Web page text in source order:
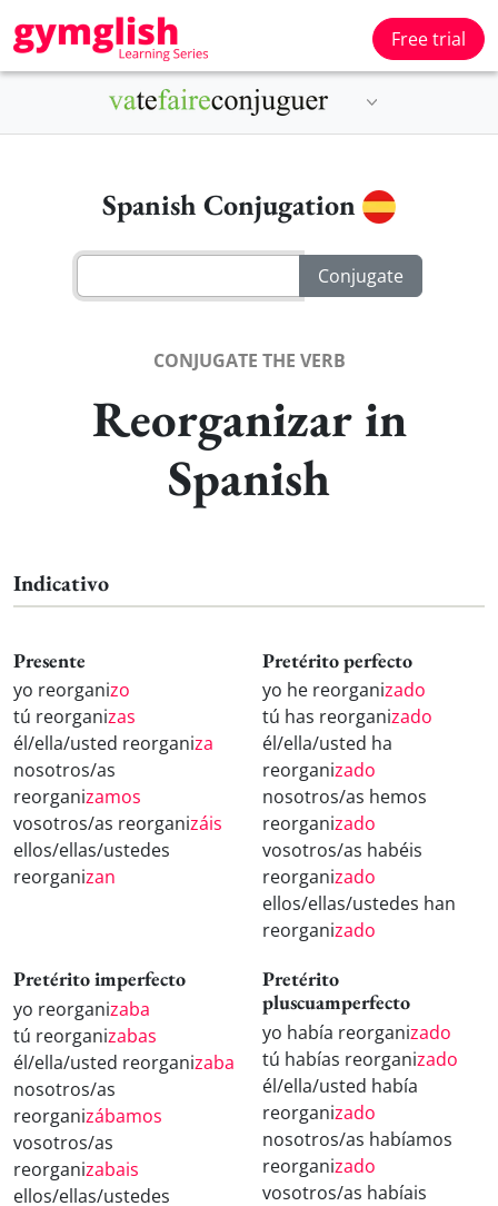
Free trial
Spanish Conjugation
CONJUGATE THE VERB
Reorganizar in
Spanish
Indicativo
Presente
yo reorganizo
tú reorganizas
él/ella/usted reorganiza
nosotros/as
reorganizamos
vosotros/as reorganizáis
ellos/ellas/ustedes
reorganizan
Pretérito perfecto
yo he reorganizado
tú has reorganizado
él/ella/usted ha
reorganizado
nosotros/as hemos
reorganizado
vosotros/as habéis
reorganizado
ellos/ellas/ustedes han
reorganizado
Pretérito imperfecto
yo reorganizaba
tú reorganizabas
él/ella/usted reorganizaba
nosotros/as
reorganizábamos
vosotros/as
reorganizabais
ellos/ellas/ustedes
Pretérito
pluscuamperfecto
yo había reorganizado
tú habías reorganizado
él/ella/usted había
reorganizado
nosotros/as habíamos
reorganizado
vosotros/as habíais